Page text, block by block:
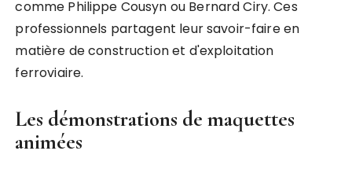
comme Philippe Cousyn ou Bernard Ciry. Ces
professionnels partagent leur savoir-faire en
matière de construction et d'exploitation
ferroviaire.
Les démonstrations de maquettes
animées